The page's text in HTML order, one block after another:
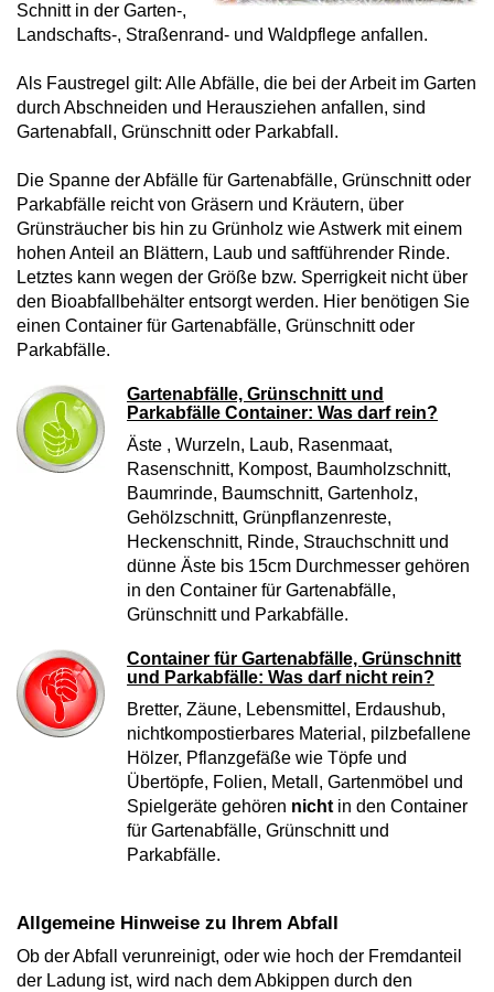
Schnitt in der Garten-,
Landschafts-, Straßenrand- und Waldpflege anfallen.
Als Faustregel gilt: Alle Abfälle, die bei der Arbeit im Garten
durch Abschneiden und Herausziehen anfallen, sind
Gartenabfall, Grünschnitt oder Parkabfall.
Die Spanne der Abfälle für Gartenabfälle, Grünschnitt oder
Parkabfälle reicht von Gräsern und Kräutern, über
Grünsträucher bis hin zu Grünholz wie Astwerk mit einem
hohen Anteil an Blättern, Laub und saftführender Rinde.
Letztes kann wegen der Größe bzw. Sperrigkeit nicht über
den Bioabfallbehälter entsorgt werden. Hier benötigen Sie
einen Container für Gartenabfälle, Grünschnitt oder
Parkabfälle.
Gartenabfälle, Grünschnitt und
Parkabfälle Container: Was darf rein?
Äste , Wurzeln, Laub, Rasenmaat,
Rasenschnitt, Kompost, Baumholzschnitt,
Baumrinde, Baumschnitt, Gartenholz,
Gehölzschnitt, Grünpflanzenreste,
Heckenschnitt, Rinde, Strauchschnitt und
dünne Äste bis 15cm Durchmesser gehören
in den Container für Gartenabfälle,
Grünschnitt und Parkabfälle.
Container für Gartenabfälle, Grünschnitt
und Parkabfälle: Was darf nicht rein?
Bretter, Zäune, Lebensmittel, Erdaushub,
nichtkompostierbares Material, pilzbefallene
Hölzer, Pflanzgefäße wie Töpfe und
Übertöpfe, Folien, Metall, Gartenmöbel und
Spielgeräte gehören nichtin den Container
für Gartenabfälle, Grünschnitt und
Parkabfälle.
Allgemeine Hinweise zu Ihrem Abfall
Ob der Abfall verunreinigt, oder wie hoch der Fremdanteil
der Ladung ist, wird nach dem Abkippen durch den